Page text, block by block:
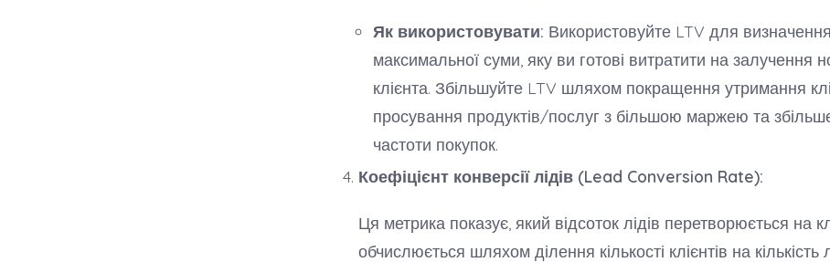
Як використовувати: Використовуйте LTV для визначення
максимальної суми, яку ви готові витратити на залучення
клієнта. Збільшуйте LTV шляхом покращення утримання
просування продуктів/послуг з більшою маржею та
частоти покупок.
Коефіцієнт конверсії лідів (Lead Conversion Rate):
Ця метрика показує, який відсоток лідів перетворюється на
обчислюється шляхом ділення кількості клієнтів на кількість